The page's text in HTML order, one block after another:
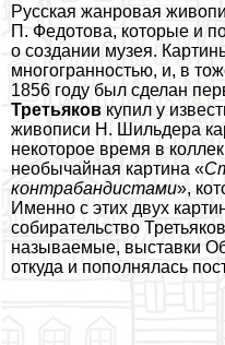
Русская жанровая
П. Федотова, которые и
о создании музея.
многогранностью, и, в
1856 году был сделан
Третьяков купил у
живописи Н. Шильдера
некоторое время в
необычайная картина «
контpaбандистами»,
Именно с этих двух
собирательство
называемые, выставки
откуда и пополнялась